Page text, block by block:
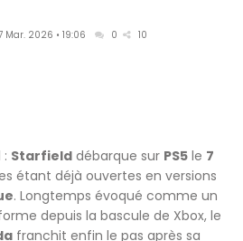
Mar. 2026 • 19:06 0 10
Starfield débarque sur PS5 le 7
étant déjà ouvertes en versions
. Longtemps évoqué comme un
depuis la bascule de Xbox, le
franchit enfin le pas après sa